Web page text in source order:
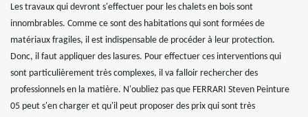
Les travaux qui devront s'effectuer pour les chalets en bois sont
innombrables. Comme ce sont des habitations qui sont formées de
matériaux fragiles, il est indispensable de procéder à leur protection.
Donc, il faut appliquer des lasures. Pour effectuer ces interventions qui
sont particulièrement très complexes, il va falloir rechercher des
professionnels en la matière. N'oubliez pas que FERRARI Steven Peinture
05 peut s'en charger et qu'il peut proposer des prix qui sont très